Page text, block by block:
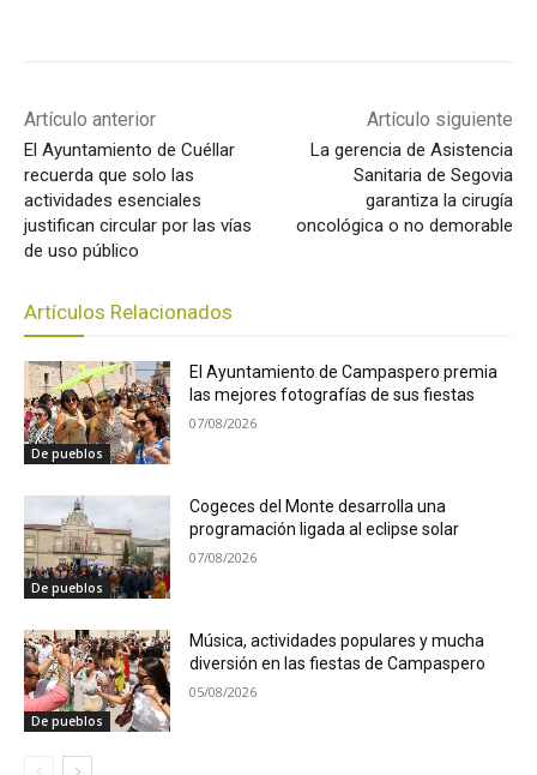
Artículo anterior
El Ayuntamiento de Cuéllar
recuerda que solo las
actividades esenciales
justifican circular por las vías
de uso público
Artículo siguiente
La gerencia de Asistencia
Sanitaria de Segovia
garantiza la cirugía
oncológica o no demorable
Artículos Relacionados
De pueblos
El Ayuntamiento de Campaspero premia
las mejores fotografías de sus fiestas
07/08/2026
De pueblos
Cogeces del Monte desarrolla una
programación ligada al eclipse solar
07/08/2026
De pueblos
Música, actividades populares y mucha
diversión en las fiestas de Campaspero
05/08/2026